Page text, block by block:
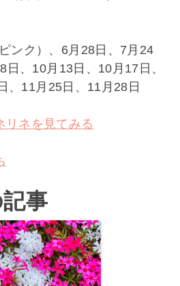
ンク）、6月28日、7月24
日、10月13日、10月17日、
、11月25日、11月28日
リネを見てみる
事